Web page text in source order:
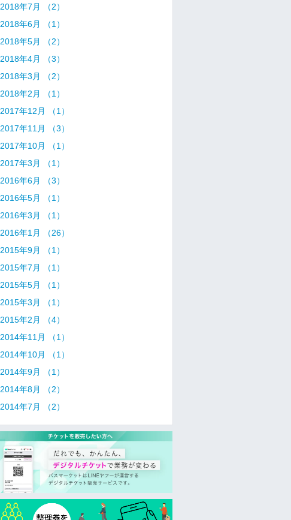
2018年7月 （2）
2018年6月 （1）
2018年5月 （2）
2018年4月 （3）
2018年3月 （2）
2018年2月 （1）
2017年12月 （1）
2017年11月 （3）
2017年10月 （1）
2017年3月 （1）
2016年6月 （3）
2016年5月 （1）
2016年3月 （1）
2016年1月 （26）
2015年9月 （1）
2015年7月 （1）
2015年5月 （1）
2015年3月 （1）
2015年2月 （4）
2014年11月 （1）
2014年10月 （1）
2014年9月 （1）
2014年8月 （2）
2014年7月 （2）